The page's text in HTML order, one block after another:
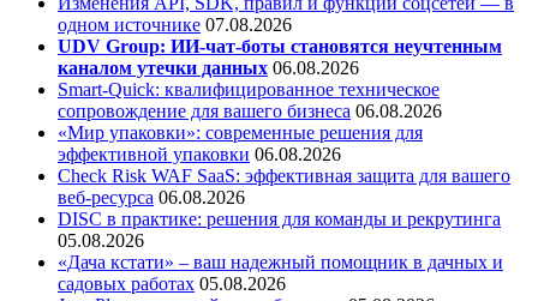
одном источнике 07.08.2026
UDV Group: ИИ-чат-боты становятся неучтенным
каналом утечки данных 06.08.2026
Smart-Quick: квалифицированное техническое
сопровождение для вашего бизнеса 06.08.2026
«Мир упаковки»: современные решения для
эффективной упаковки 06.08.2026
Check Risk WAF SaaS: эффективная защита для вашего
веб-ресурса 06.08.2026
DISC в практике: решения для команды и рекрутинга
05.08.2026
«Дача кстати» – ваш надежный помощник в дачных и
садовых работах 05.08.2026